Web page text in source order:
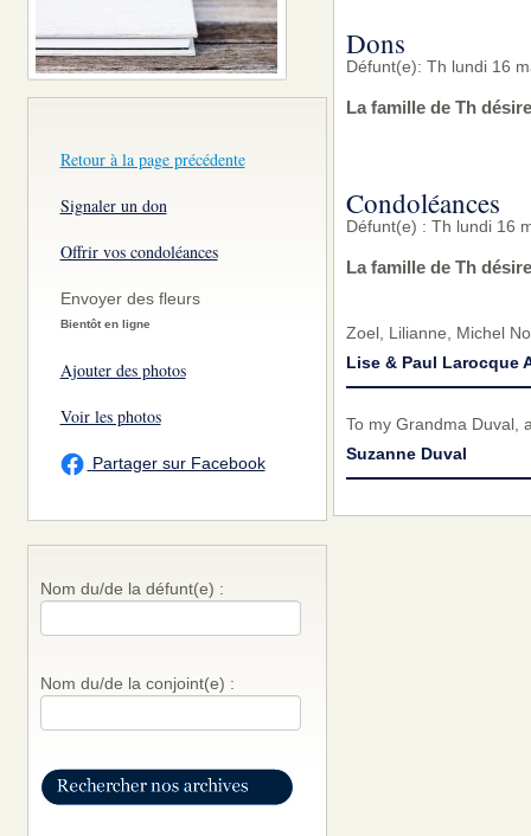
Retour à la page précédente
Signaler un don
Offrir vos condoléances
Envoyer des fleurs
Bientôt en ligne
Ajouter des photos
Voir les photos
Partager sur Facebook
Nom du/de la défunt(e) :
Nom du/de la conjoint(e) :
Dons
Défunt(e): Th lundi 16
La famille de Th
Condoléances
Défunt(e) : Th lundi 16
La famille de Th
Zoel, Lilianne, Michel
Lise & Paul Larocque
To my Grandma Duval,
Suzanne Duval